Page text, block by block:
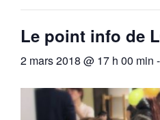
Le point info de
2 mars 2018 @ 17 h 00 min -